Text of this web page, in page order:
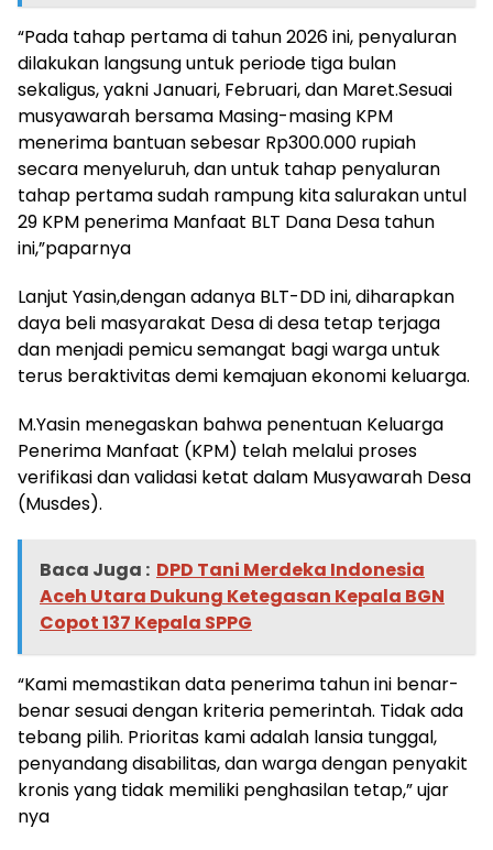
“Pada tahap pertama di tahun 2026 ini, penyaluran
dilakukan langsung untuk periode tiga bulan
sekaligus, yakni Januari, Februari, dan Maret.Sesuai
musyawarah bersama Masing-masing KPM
menerima bantuan sebesar Rp300.000 rupiah
secara menyeluruh, dan untuk tahap penyaluran
tahap pertama sudah rampung kita salurakan untul
29 KPM penerima Manfaat BLT Dana Desa tahun
ini,”paparnya
Lanjut Yasin,dengan adanya BLT-DD ini, diharapkan
daya beli masyarakat Desa di desa tetap terjaga
dan menjadi pemicu semangat bagi warga untuk
terus beraktivitas demi kemajuan ekonomi keluarga.
M.Yasin menegaskan bahwa penentuan Keluarga
Penerima Manfaat (KPM) telah melalui proses
verifikasi dan validasi ketat dalam Musyawarah Desa
(Musdes).
Baca Juga : DPD Tani Merdeka Indonesia
Aceh Utara Dukung Ketegasan Kepala BGN
Copot 137 Kepala SPPG
“Kami memastikan data penerima tahun ini benar-
benar sesuai dengan kriteria pemerintah. Tidak ada
tebang pilih. Prioritas kami adalah lansia tunggal,
penyandang disabilitas, dan warga dengan penyakit
kronis yang tidak memiliki penghasilan tetap,” ujar
nya